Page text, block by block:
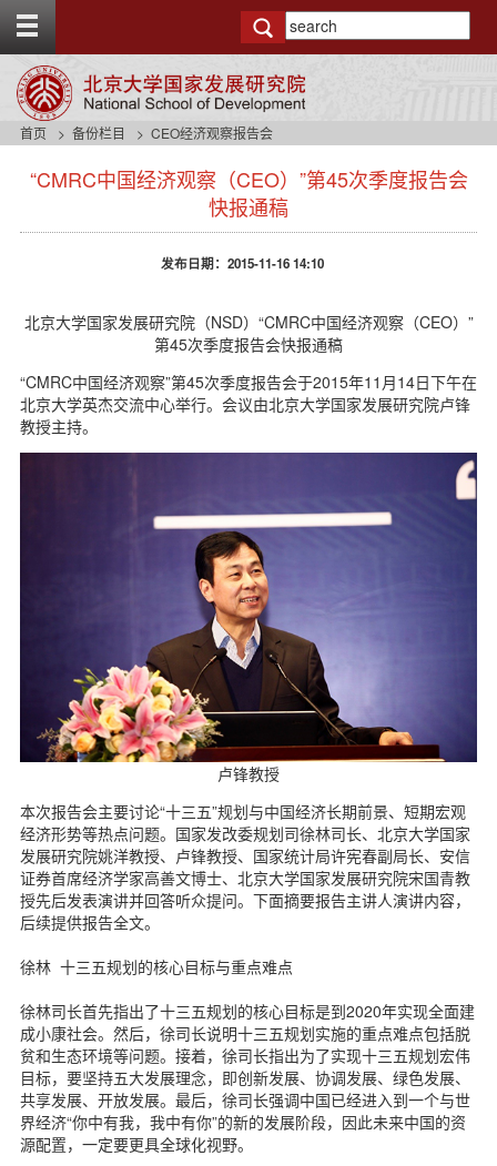
g
t
首页 备份栏目 CEO经济观察报告会
“CMRC中国经济观察（CEO）”第45次季度报告会
快报通稿
发布日期：2015-11-16 14:10
北京大学国家发展研究院（NSD）“CMRC中国经济观察（CEO）”
第45次季度报告会快报通稿
“CMRC中国经济观察”第45次季度报告会于2015年11月14日下午在
北京大学英杰交流中心举行。会议由北京大学国家发展研究院卢锋
教授主持。
卢锋教授
本次报告会主要讨论“十三五”规划与中国经济长期前景、短期宏观
经济形势等热点问题。国家发改委规划司徐林司长、北京大学国家
发展研究院姚洋教授、卢锋教授、国家统计局许宪春副局长、安信
证券首席经济学家高善文博士、北京大学国家发展研究院宋国青教
授先后发表演讲并回答听众提问。下面摘要报告主讲人演讲内容，
后续提供报告全文。
徐林 十三五规划的核心目标与重点难点
徐林司长首先指出了十三五规划的核心目标是到2020年实现全面建
成小康社会。然后，徐司长说明十三五规划实施的重点难点包括脱
贫和生态环境等问题。接着，徐司长指出为了实现十三五规划宏伟
目标，要坚持五大发展理念，即创新发展、协调发展、绿色发展、
共享发展、开放发展。最后，徐司长强调中国已经进入到一个与世
界经济“你中有我，我中有你”的新的发展阶段，因此未来中国的资
源配置，一定要更具全球化视野。